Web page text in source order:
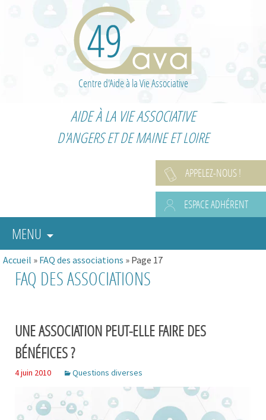
Centre d'Aide à la Vie Associative
AIDE À LA VIE ASSOCIATIVE
D'ANGERS ET DE MAINE ET LOIRE
APPELEZ-NOUS !
ESPACE ADHÉRENT
MENU
Accueil » FAQ des associations » Page 17
FAQ DES ASSOCIATIONS
UNE ASSOCIATION PEUT-ELLE FAIRE DES
BÉNÉFICES ?
4 juin 2010 Questions diverses